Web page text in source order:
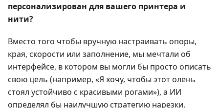
персонализирован для вашего принтера и
нити?
Вместо того чтобы вручную настраивать опоры,
края, скорости или заполнение, мы мечтали об
интерфейсе, в котором вы могли бы просто описать
свою цель (например, «Я хочу, чтобы этот олень
стоял устойчиво с красивыми рогами»), а ИИ
определял бы наилучшую стратегию нарезки.